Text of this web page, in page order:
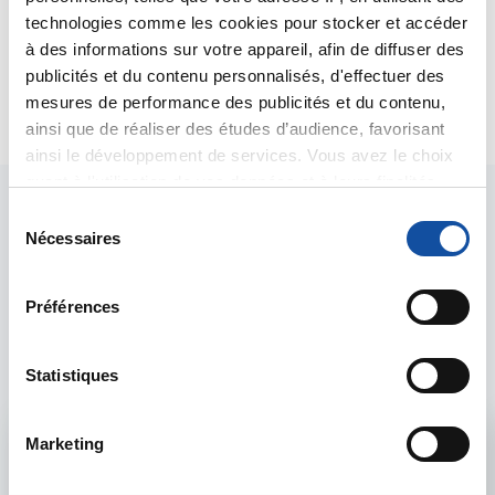
technologies comme les cookies pour stocker et accéder
à des informations sur votre appareil, afin de diffuser des
publicités et du contenu personnalisés, d'effectuer des
mesures de performance des publicités et du contenu,
ainsi que de réaliser des études d’audience, favorisant
ainsi le développement de services. Vous avez le choix
tout moment en consultant la Déclaration relative aux
cookies ou en cliquant sur l'icône de confidentialité.
Si vous le permettez, nous aimerions également :
géographique qui peuvent être précises à plusieurs
Identifier votre appareil en l'analysant activement
pour en relever les caractéristiques spécifiques
Nécessaires
Préférences
Statistiques
Marketing
Bien cordialement
Dr A.Marceau
Citer
Les intervenants du
Admin forum